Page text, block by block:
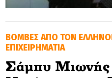
SOOZIE’S FRIENDS
CULTURE
ΒΟΜΒΕΣ ΑΠΟ ΤΟΝ
ΕΠΙΧΕΙΡΗΜΑΤΙΑ
Σάμπυ